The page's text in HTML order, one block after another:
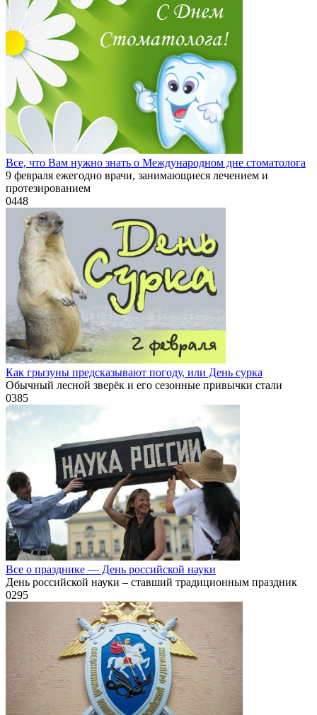
Все, что Вам нужно знать о Международном дне стоматолога
9 февраля ежегодно врачи, занимающиеся лечением и
протезированием
0448
Как грызуны предсказывают погоду, или День сурка
Обычный лесной зверёк и его сезонные привычки стали
0385
Все о празднике — День российской науки
День российской науки – ставший традиционным праздник
0295